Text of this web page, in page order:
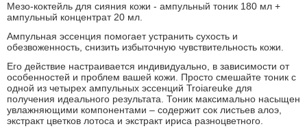
Мезо-коктейль для сияния кожи - ампульный тоник 180 мл +
ампульный концентрат 20 мл.
Ампульная эссенция помогает устранить сухость и
обезвоженность, снизить избыточную чувствительность кожи.
Его действие настраивается индивидуально, в зависимости от
особенностей и проблем вашей кожи. Просто смешайте тоник с
одной из четырех ампульных эссенций Troiareuke для
получения идеального результата. Тоник максимально насыщен
увлажняющими компонентами – содержит сок листьев алоэ,
экстракт цветков лотоса и экстракт ириса разноцветного.